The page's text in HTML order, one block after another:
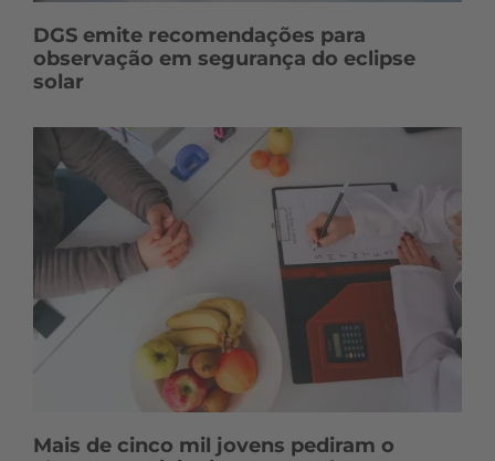
DGS emite recomendações para
observação em segurança do eclipse
solar
Mais de cinco mil jovens pediram o